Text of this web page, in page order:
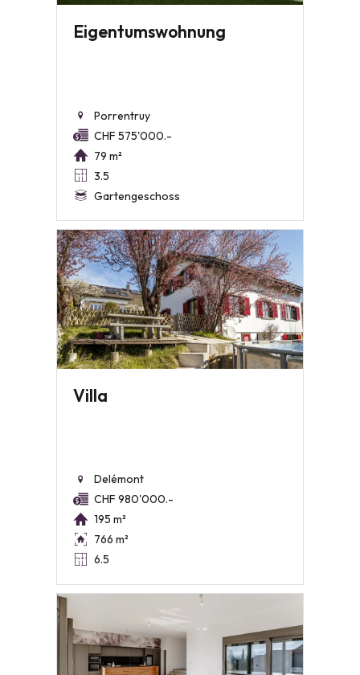
Eigentumswohnung
Porrentruy
CHF 575'000.-
79 m²
3.5
Gartengeschoss
Villa
Delémont
CHF 980'000.-
195 m²
766 m²
6.5